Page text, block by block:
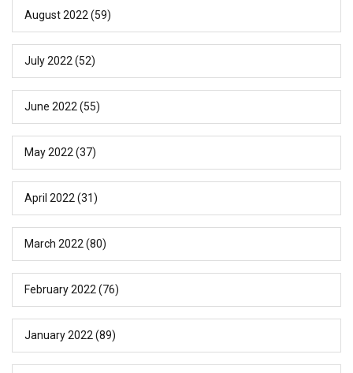
August 2022 (59)
July 2022 (52)
June 2022 (55)
May 2022 (37)
April 2022 (31)
March 2022 (80)
February 2022 (76)
January 2022 (89)